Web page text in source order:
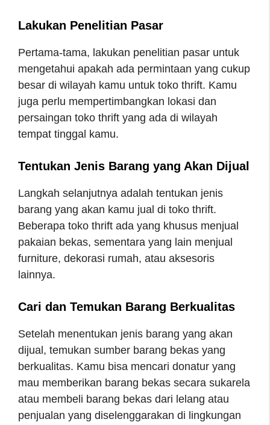
Lakukan Penelitian Pasar
Pertama-tama, lakukan penelitian pasar untuk
mengetahui apakah ada permintaan yang cukup
besar di wilayah kamu untuk toko thrift. Kamu
juga perlu mempertimbangkan lokasi dan
persaingan toko thrift yang ada di wilayah
tempat tinggal kamu.
Tentukan Jenis Barang yang Akan Dijual
Langkah selanjutnya adalah tentukan jenis
barang yang akan kamu jual di toko thrift.
Beberapa toko thrift ada yang khusus menjual
pakaian bekas, sementara yang lain menjual
furniture, dekorasi rumah, atau aksesoris
lainnya.
Cari dan Temukan Barang Berkualitas
Setelah menentukan jenis barang yang akan
dijual, temukan sumber barang bekas yang
berkualitas. Kamu bisa mencari donatur yang
mau memberikan barang bekas secara sukarela
atau membeli barang bekas dari lelang atau
penjualan yang diselenggarakan di lingkungan